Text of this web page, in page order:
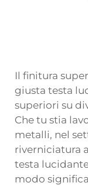
Il finitura
giusta testa
superiori su
Che tu stia
metalli, nel
riverniciatura
testa
modo